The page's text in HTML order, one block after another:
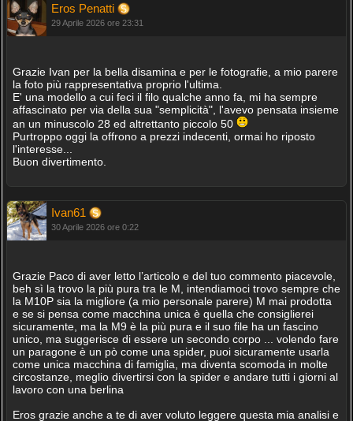
Eros Penatti
29 Aprile 2026 ore 23:31
Grazie Ivan per la bella disamina e per le fotografie, a mio parere
la foto più rappresentativa proprio l'ultima.
E' una modello a cui feci il filo qualche anno fa, mi ha sempre
affascinato per via della sua "semplicità", l'avevo pensata insieme
an un minuscolo 28 ed altrettanto piccolo 50
Purtroppo oggi la offrono a prezzi indecenti, ormai ho riposto
l'interesse...
Buon divertimento.
Ivan61
30 Aprile 2026 ore 0:22
Grazie Paco di aver letto l’articolo e del tuo commento piacevole,
beh sì la trovo la più pura tra le M, intendiamoci trovo sempre che
la M10P sia la migliore (a mio personale parere) M mai prodotta
e se si pensa come macchina unica è quella che consiglierei
sicuramente, ma la M9 è la più pura e il suo file ha un fascino
unico, ma suggerisce di essere un secondo corpo ... volendo fare
un paragone è un pò come una spider, puoi sicuramente usarla
come unica macchina di famiglia, ma diventa scomoda in molte
circostanze, meglio divertirsi con la spider e andare tutti i giorni al
lavoro con una berlina
Eros grazie anche a te di aver voluto leggere questa mia analisi e